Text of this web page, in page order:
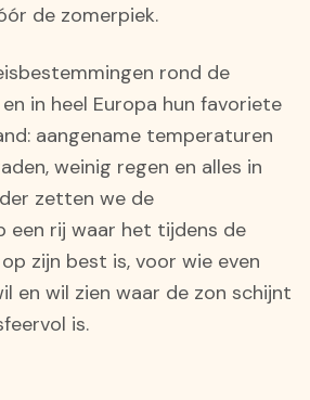
de zomerpiek.
rond de
in heel Europa hun favoriete
aangename temperaturen
weinig regen en alles in
zetten we de
een rij waar het tijdens de
zijn best is, voor wie even
en wil zien waar de zon schijnt
is.